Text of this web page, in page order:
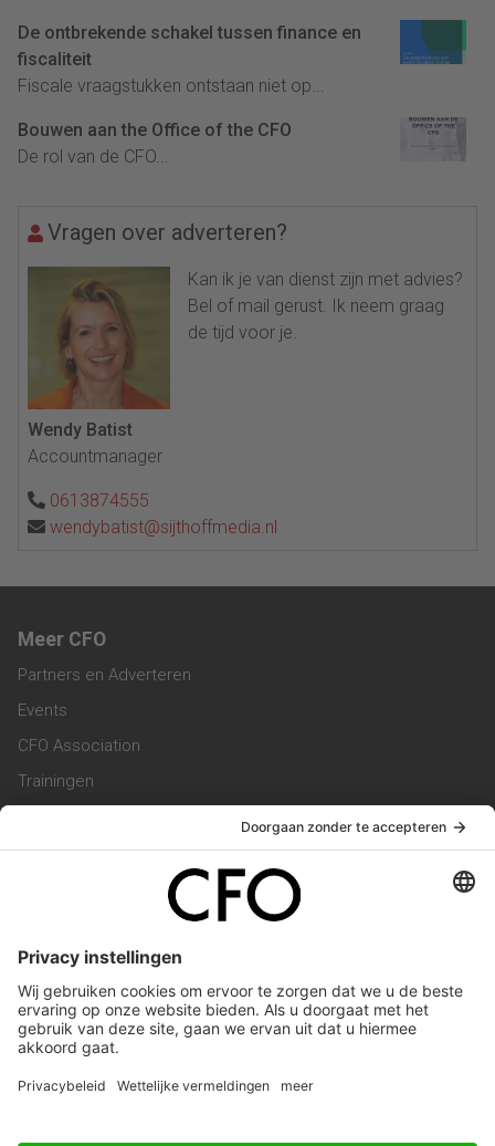
De ontbrekende schakel tussen finance en
fiscaliteit
Fiscale vraagstukken ontstaan niet op...
Bouwen aan the Office of the CFO
De rol van de CFO...
Vragen over adverteren?
Kan ik je van dienst zijn met advies?
Bel of mail gerust. Ik neem graag
de tijd voor je.
Wendy Batist
Accountmanager
0613874555
wendybatist@sijthoffmedia.nl
Meer CFO
Partners en Adverteren
Events
CFO Association
Trainingen
Vacatures
Service & Contact
Werken bij ons
Privacy Statement
Algemene Voorwaarden